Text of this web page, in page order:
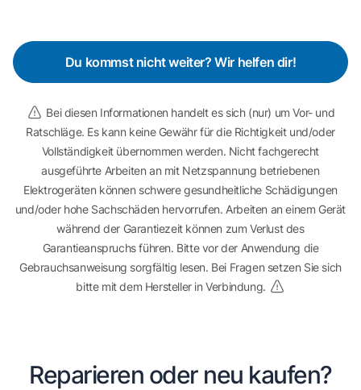
Du kommst nicht weiter? Wir helfen dir!
Bei diesen Informationen handelt es sich (nur) um Vor- und
Ratschläge. Es kann keine Gewähr für die Richtigkeit und/oder
Vollständigkeit übernommen werden. Nicht fachgerecht
ausgeführte Arbeiten an mit Netzspannung betriebenen
Elektrogeräten können schwere gesundheitliche Schädigungen
und/oder hohe Sachschäden hervorrufen. Arbeiten an einem Gerät
während der Garantiezeit können zum Verlust des
Garantieanspruchs führen. Bitte vor der Anwendung die
Gebrauchsanweisung sorgfältig lesen. Bei Fragen setzen Sie sich
bitte mit dem Hersteller in Verbindung.
Reparieren oder neu kaufen?